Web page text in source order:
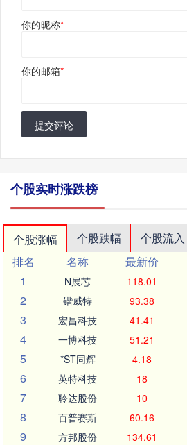
你的昵称*
你的邮箱*
提交评论
个股实时涨跌榜
个股涨幅 个股跌幅 个股流入
排名
名称 最新价
1
N展芯 118.01
2 锴威特 93.38
3 宏昌科技 41.41
4 一博科技 51.21
5 *ST同辉 4.18
6 英特科技 18
7 聆达股份 10
8 百普赛斯 60.16
9 方邦股份 134.61